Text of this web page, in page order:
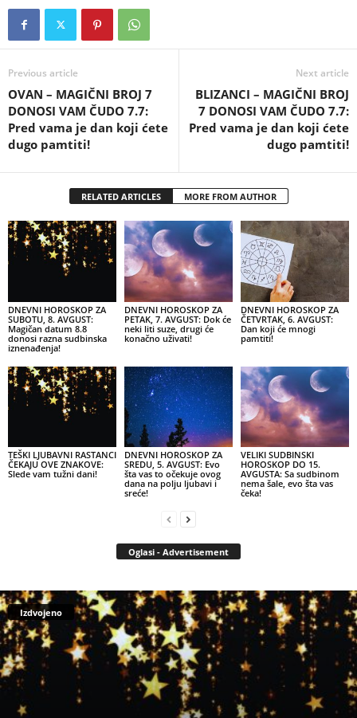
Previous article
OVAN – MAGIČNI BROJ 7
DONOSI VAM ČUDO 7.7:
Pred vama je dan koji ćete
dugo pamtiti!
Next article
BLIZANCI – MAGIČNI BROJ
7 DONOSI VAM ČUDO 7.7:
Pred vama je dan koji ćete
dugo pamtiti!
RELATED ARTICLES MORE FROM AUTHOR
DNEVNI HOROSKOP ZA
SUBOTU, 8. AVGUST:
Magičan datum 8.8
donosi razna sudbinska
iznenađenja!
DNEVNI HOROSKOP ZA
PETAK, 7. AVGUST: Dok će
neki liti suze, drugi će
konačno uživati!
DNEVNI HOROSKOP ZA
ČETVRTAK, 6. AVGUST:
Dan koji će mnogi
pamtiti!
TEŠKI LJUBAVNI RASTANCI
ČEKAJU OVE ZNAKOVE:
Slede vam tužni dani!
DNEVNI HOROSKOP ZA
SREDU, 5. AVGUST: Evo
šta vas to očekuje ovog
dana na polju ljubavi i
sreće!
VELIKI SUDBINSKI
HOROSKOP DO 15.
AVGUSTA: Sa sudbinom
nema šale, evo šta vas
čeka!
Oglasi - Advertisement
Izdvojeno